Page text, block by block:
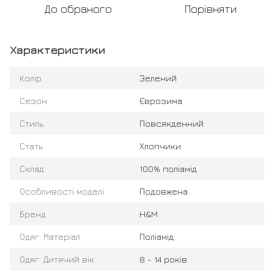
До обраного Порівняти
Характеристики
Колір Зелений
Сезон Єврозима
Стиль Повсякденний
Стать Хлопчики
Склад 100% поліамід
Особливості моделі Подовжена
Бренд H&M
Одяг: Матеріал Поліамід
Одяг: Дитячий вік 8 - 14 років